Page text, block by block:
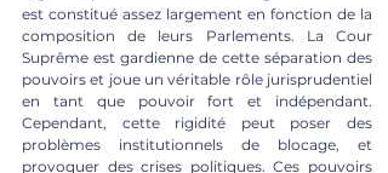
est constitué assez largement en fonction de la
composition de leurs Parlements. La Cour
Suprême est gardienne de cette séparation des
pouvoirs et joue un véritable rôle jurisprudentiel
en tant que pouvoir fort et indépendant.
Cependant, cette rigidité peut poser des
problèmes institutionnels de blocage, et
provoquer des crises politiques. Ces pouvoirs